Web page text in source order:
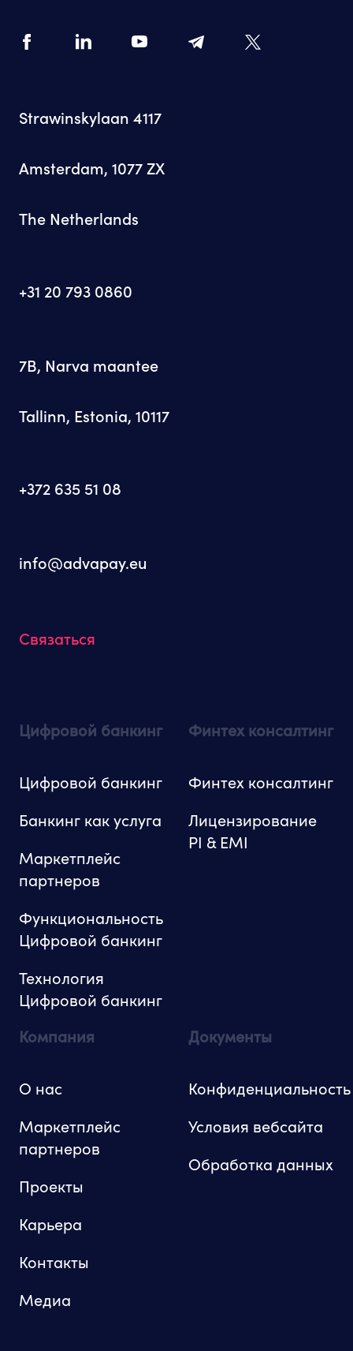
Strawinskylaan 4117
Amsterdam, 1077 ZX
The Netherlands
+31 20 793 0860
7B, Narva maantee
Tallinn, Estonia, 10117
+372 635 51 08
info@advapay.eu
Связаться
Цифровой банкинг
Цифровой банкинг
Банкинг как услуга
Маркетплейс
партнеров
Функциональность
Цифровой банкинг
Технология
Цифровой банкинг
Финтех консалтинг
Финтех консалтинг
Лицензирование
PI & EMI
Компания
О нас
Маркетплейс
партнеров
Проекты
Карьера
Контакты
Медиа
Документы
Конфиденциальность
Условия вебсайта
Обработка данных